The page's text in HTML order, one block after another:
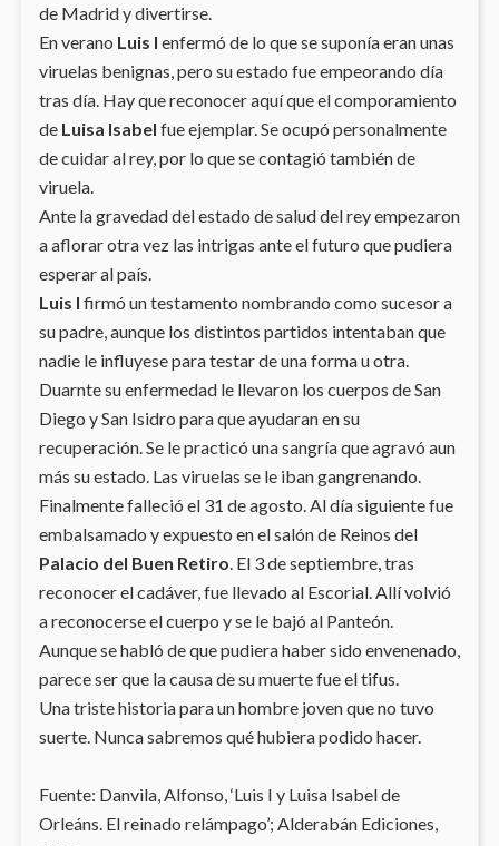
de Madrid y divertirse.
En verano Luis I enfermó de lo que se suponía eran unas
viruelas benignas, pero su estado fue empeorando día
tras día. Hay que reconocer aquí que el comporamiento
deLuisa Isabel fue ejemplar. Se ocupó personalmente
de cuidar al rey, por lo que se contagió también de
viruela.
Ante la gravedad del estado de salud del rey empezaron
a aflorar otra vez las intrigas ante el futuro que pudiera
esperar al país.
Luis I firmó un testamento nombrando como sucesor a
su padre, aunque los distintos partidos intentaban que
nadie le influyese para testar de una forma u otra.
Duarnte su enfermedad le llevaron los cuerpos de San
Diego y San Isidro para que ayudaran en su
recuperación. Se le practicó una sangría que agravó aun
más su estado. Las viruelas se le iban gangrenando.
Finalmente falleció el 31 de agosto. Al día siguiente fue
embalsamado y expuesto en el salón de Reinos del
Palacio del Buen Retiro . El 3 de septiembre, tras
reconocer el cadáver, fue llevado al Escorial. Allí volvió
a reconocerse el cuerpo y se le bajó al Panteón.
Aunque se habló de que pudiera haber sido envenenado,
parece ser que la causa de su muerte fue el tifus.
Una triste historia para un hombre joven que no tuvo
suerte. Nunca sabremos qué hubiera podido hacer.
Fuente: Danvila, Alfonso, ‘Luis I y Luisa Isabel de
Orleáns. El reinado relámpago’; Alderabán Ediciones,